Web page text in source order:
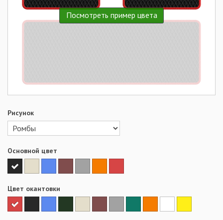
Посмотреть пример цвета
Рисунок
Основной цвет
Цвет окантовки